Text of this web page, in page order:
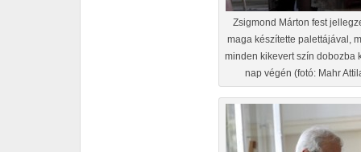
Zsigmond Márton fest
maga készítette palettájával,
minden kikevert szín dobozba
nap végén (fotó: Mahr